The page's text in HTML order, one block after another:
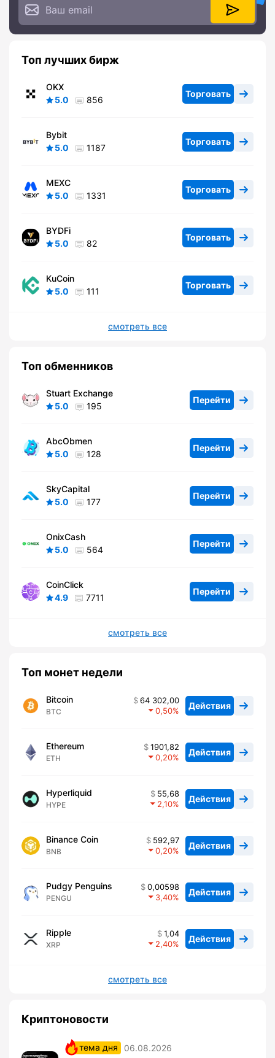
Топ лучших бирж
OKX
5.0
856
Торговать
Bybit
5.0
1187
Торговать
MEXC
5.0
1331
Торговать
BYDFi
5.0
82
Торговать
KuCoin
5.0
111
Торговать
смотреть все
Топ обменников
Stuart Exchange
5.0
195
Перейти
AbcObmen
5.0
128
Перейти
SkyCapital
5.0
177
Перейти
OnixCash
5.0
564
Перейти
CoinClick
4.9
7711
Перейти
смотреть все
Топ монет недели
Bitcoin
BTC
64 302,00
0,50
Действия
Ethereum
ETH
1901,82
0,20
Действия
Hyperliquid
HYPE
55,68
2,10
Действия
Binance Coin
BNB
592,97
0,20
Действия
Pudgy Penguins
PENGU
0,00598
3,40
Действия
Ripple
XRP
1,04
2,40
Действия
смотреть все
Криптоновости
тема дня 06.08.2026